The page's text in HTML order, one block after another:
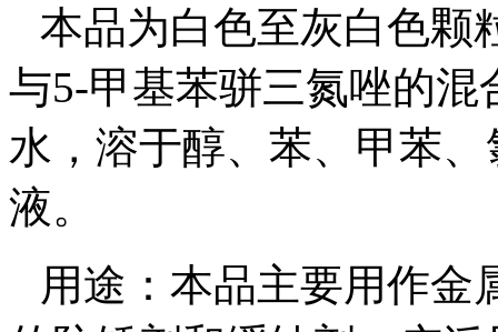
本品为白色至灰白色颗
与5-甲基苯骈三氮唑的混
水，溶于醇、苯、甲苯
液。
用途：本品主要用作金